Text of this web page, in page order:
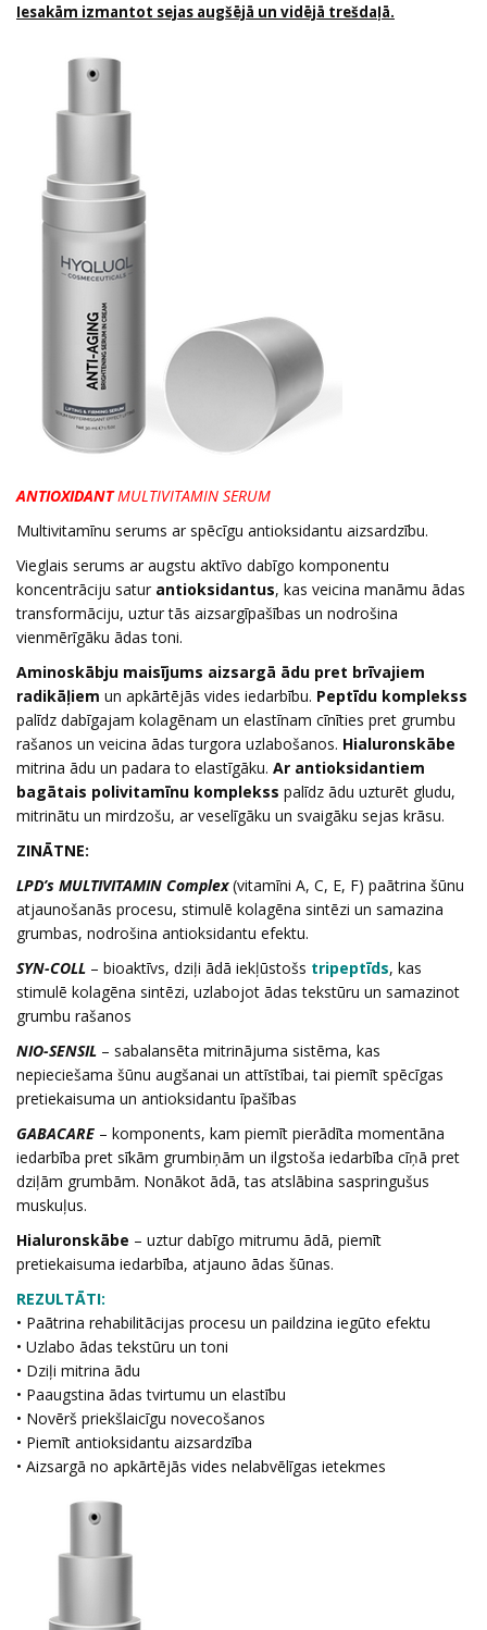
Iesakām izmantot sejas augšējā un vidējā trešdaļā.
ANTIOXIDANTMULTIVITAMIN SERUM
Multivitamīnu serums ar spēcīgu antioksidantu aizsardzību.
Vieglais serums ar augstu aktīvo dabīgo komponentu
koncentrāciju satur antioksidantus, kas veicina manāmu ādas
transformāciju, uztur tās aizsargīpašības un nodrošina
vienmērīgāku ādas toni.
Aminoskābju maisījums aizsargā ādu pret brīvajiem
radikāļiem un apkārtējās vides iedarbību. Peptīdu komplekss
palīdz dabīgajam kolagēnam un elastīnam cīnīties pret grumbu
rašanos un veicina ādas turgora uzlabošanos. Hialuronskābe
mitrina ādu un padara to elastīgāku. Ar antioksidantiem
bagātais polivitamīnu komplekss palīdz ādu uzturēt gludu,
mitrinātu un mirdzošu, ar veselīgāku un svaigāku sejas krāsu.
ZINĀTNE:
LPD’s MULTIVITAMIN Complex(vitamīni A, C, E, F) paātrina šūnu
atjaunošanās procesu, stimulē kolagēna sintēzi un samazina
grumbas, nodrošina antioksidantu efektu.
SYN-COLL – bioaktīvs, dziļi ādā iekļūstošs tripeptīds, kas
stimulē kolagēna sintēzi, uzlabojot ādas tekstūru un samazinot
grumbu rašanos
NIO-SENSIL – sabalansēta mitrinājuma sistēma, kas
nepieciešama šūnu augšanai un attīstībai, tai piemīt spēcīgas
pretiekaisuma un antioksidantu īpašības
GABACARE – komponents, kam piemīt pierādīta momentāna
iedarbība pret sīkām grumbiņām un ilgstoša iedarbība cīņā pret
dziļām grumbām. Nonākot ādā, tas atslābina saspringušus
muskuļus.
Hialuronskābe – uztur dabīgo mitrumu ādā, piemīt
pretiekaisuma iedarbība, atjauno ādas šūnas.
REZULTĀTI:
• Paātrina rehabilitācijas procesu un paildzina iegūto efektu
• Uzlabo ādas tekstūru un toni
• Dziļi mitrina ādu
• Paaugstina ādas tvirtumu un elastību
• Novērš priekšlaicīgu novecošanos
• Piemīt antioksidantu aizsardzība
• Aizsargā no apkārtējās vides nelabvēlīgas ietekmes